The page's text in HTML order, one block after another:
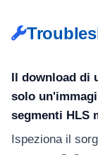
Il download
solo
segmenti HLS
Ispeziona il